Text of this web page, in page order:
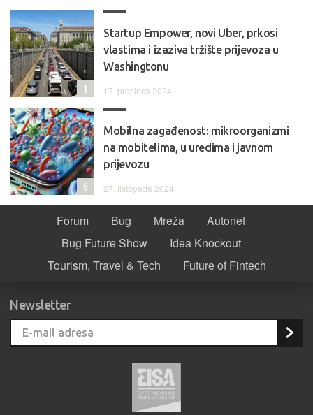
Startup Empower, novi Uber, prkosi
vlastima i izaziva tržište prijevoza u
Washingtonu
17. prosinca 2024.
1
Mobilna zagađenost: mikroorganizmi
na mobitelima, u uredima i javnom
prijevozu
27. listopada 2024.
6
Forum Bug Mreža
Autonet
Bug Future Show
Idea Knockout
Tourism, Travel & Tech
Future of Fintech
Newsletter